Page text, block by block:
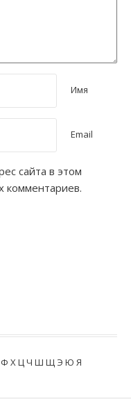
Имя
Email
сайта в этом
комментариев.
Ф ХЦЧ Ш Щ Э Ю Я